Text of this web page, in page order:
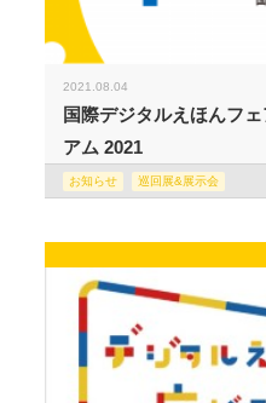
2021.08.04
国際デジタルえほんフ
アム 2021
お知らせ 巡回展&展示会